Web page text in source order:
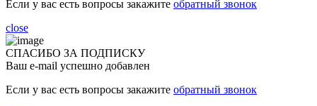
Если у вас есть вопросы закажите обратный звонок
close
СПАСИБО ЗА ПОДПИСКУ
Ваш e-mail успешно добавлен
Если у вас есть вопросы закажите обратный звонок